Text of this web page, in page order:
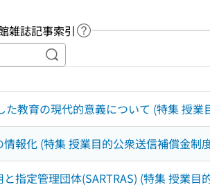
雑誌記事索引 ヘルプページへのリンク
キーワードで目次内を検索
た教育の現代的意義について (特集 授
報化 (特集 授業目的公衆送信補償金制
指定管理団体(SARTRAS) (特集 授業